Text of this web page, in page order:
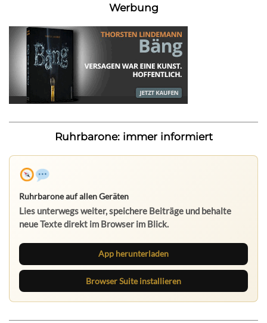
Werbung
Ruhrbarone: immer informiert
Ruhrbarone auf allen Geräten
Lies unterwegs weiter, speichere Beiträge und behalte
neue Texte direkt im Browser im Blick.
App herunterladen
Browser Suite installieren